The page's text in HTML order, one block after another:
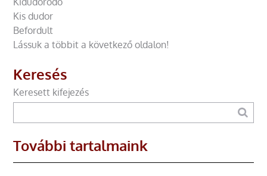
Kis dudor
Befordult
Lássuk a többit a következő oldalon!
Keresés
Keresett kifejezés
További tartalmaink